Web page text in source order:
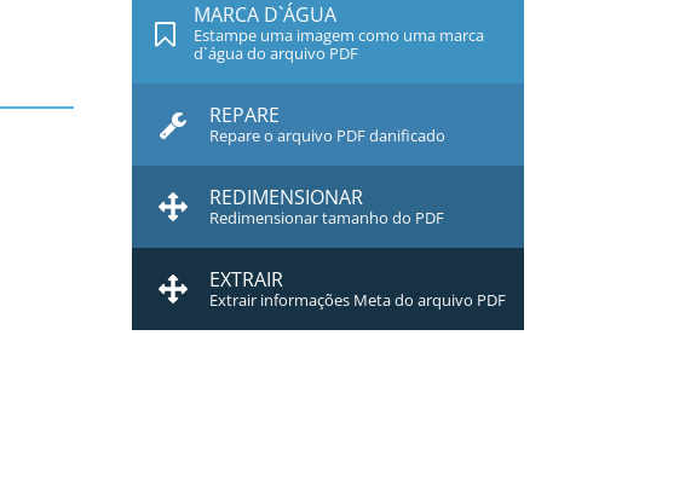
MARCA D`ÁGUA
Estampe uma imagem como uma marca
d`água do arquivo PDF
REPARE
Repare o arquivo PDF danificado
REDIMENSIONAR
Redimensionar tamanho do PDF
EXTRAIR
Extrair informações Meta do arquivo PDF